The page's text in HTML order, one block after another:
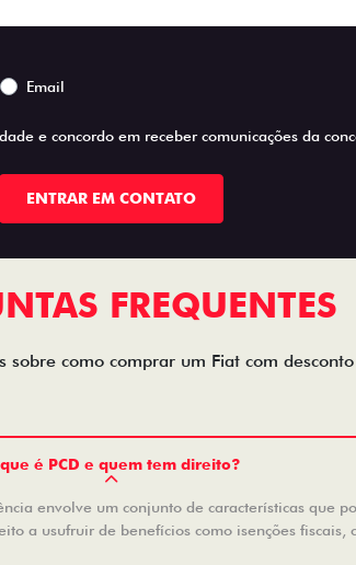
Email
e concordo em receber comunicações da
ENTRAR EM CONTATO
FREQUENTES
sobre como comprar um Fiat com
é PCD e quem tem direito?
envolve um conjunto de características que
a usufruir de benefícios como isenções